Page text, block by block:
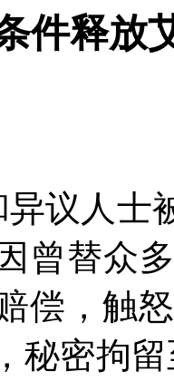
件释放
议人士
曾替众
偿，触
秘密拘